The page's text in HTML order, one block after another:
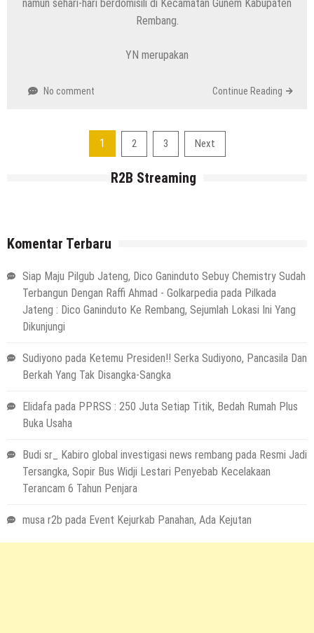
namun sehari-hari berdomisili di Kecamatan Gunem Kabupaten
Rembang.
YN merupakan
No comment Continue Reading
1 2 3 Next
R2B Streaming
Komentar Terbaru
Siap Maju Pilgub Jateng, Dico Ganinduto Sebuy Chemistry Sudah
Terbangun Dengan Raffi Ahmad - Golkarpedia pada Pilkada
Jateng : Dico Ganinduto Ke Rembang, Sejumlah Lokasi Ini Yang
Dikunjungi
Sudiyono pada Ketemu Presiden!! Serka Sudiyono, Pancasila Dan
Berkah Yang Tak Disangka-Sangka
Elidafa pada PPRSS : 250 Juta Setiap Titik, Bedah Rumah Plus
Buka Usaha
Budi sr_ Kabiro global investigasi news rembang pada Resmi Jadi
Tersangka, Sopir Bus Widji Lestari Penyebab Kecelakaan
Terancam 6 Tahun Penjara
musa r2b pada Event Kejurkab Panahan, Ada Kejutan